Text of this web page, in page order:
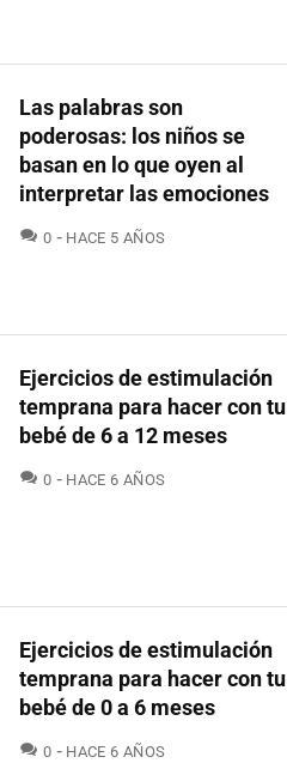
Las palabras son
poderosas: los niños se
basan en lo que oyen al
interpretar las emociones
0 COMENTARIOS
HACE 5 AÑOS
Ejercicios de estimulación
temprana para hacer con tu
bebé de 6 a 12 meses
0 COMENTARIOS
HACE 6 AÑOS
Ejercicios de estimulación
temprana para hacer con tu
bebé de 0 a 6 meses
0 COMENTARIOS
HACE 6 AÑOS